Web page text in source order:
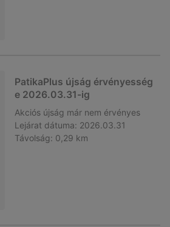
PatikaPlus újság érvényesség
e 2026.03.31-ig
Akciós újság már nem érvényes
Lejárat dátuma: 2026.03.31
Távolság: 0,29 km